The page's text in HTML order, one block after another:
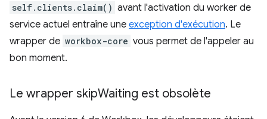
self.clients.claim() avant l'activation du worker de
service actuel entraîne une exception d'exécution. Le
wrapper de workbox-core vous permet de l'appeler au
bon moment.
Le wrapper skipWaiting est obsolète